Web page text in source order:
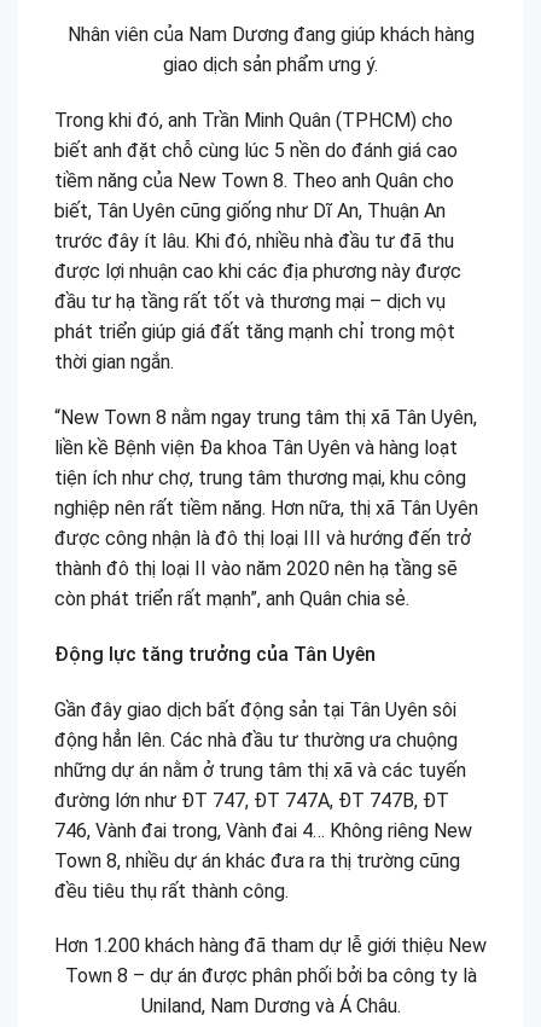
Nhân viên của Nam Dương đang giúp khách hàng
giao dịch sản phẩm ưng ý.
Trong khi đó, anh Trần Minh Quân (TPHCM) cho
biết anh đặt chỗ cùng lúc 5 nền do đánh giá cao
tiềm năng của New Town 8. Theo anh Quân cho
biết, Tân Uyên cũng giống như Dĩ An, Thuận An
trước đây ít lâu. Khi đó, nhiều nhà đầu tư đã thu
được lợi nhuận cao khi các địa phương này được
đầu tư hạ tầng rất tốt và thương mại – dịch vụ
phát triển giúp giá đất tăng mạnh chỉ trong một
thời gian ngắn.
“New Town 8 nằm ngay trung tâm thị xã Tân Uyên,
liền kề Bệnh viện Đa khoa Tân Uyên và hàng loạt
tiện ích như chợ, trung tâm thương mại, khu công
nghiệp nên rất tiềm năng. Hơn nữa, thị xã Tân Uyên
được công nhận là đô thị loại III và hướng đến trở
thành đô thị loại II vào năm 2020 nên hạ tầng sẽ
còn phát triển rất mạnh”, anh Quân chia sẻ.
Động lực tăng trưởng của Tân Uyên
Gần đây giao dịch bất động sản tại Tân Uyên sôi
động hẳn lên. Các nhà đầu tư thường ưa chuộng
những dự án nằm ở trung tâm thị xã và các tuyến
đường lớn như ĐT 747, ĐT 747A, ĐT 747B, ĐT
746, Vành đai trong, Vành đai 4… Không riêng New
Town 8, nhiều dự án khác đưa ra thị trường cũng
đều tiêu thụ rất thành công.
Hơn 1.200 khách hàng đã tham dự lễ giới thiệu New
Town 8 – dự án được phân phối bởi ba công ty là
Uniland, Nam Dương và Á Châu.